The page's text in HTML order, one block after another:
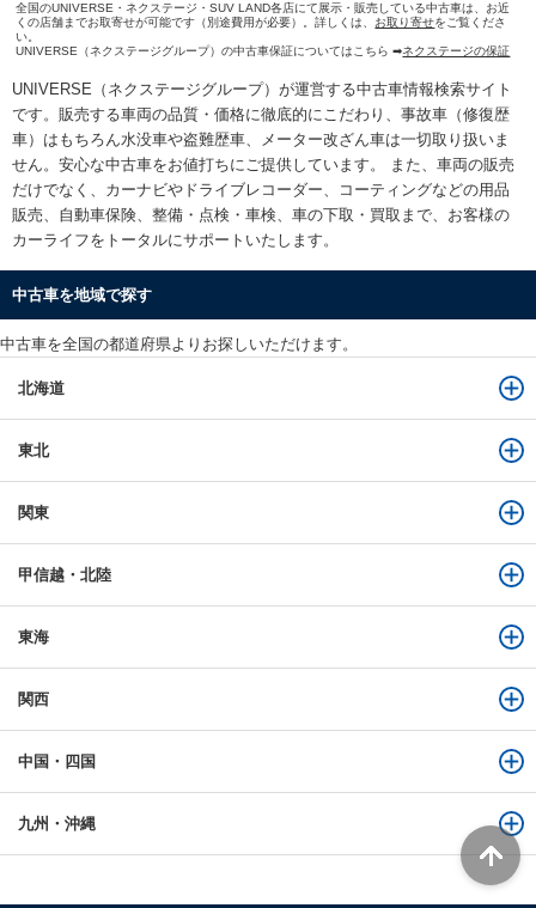
全国のUNIVERSE・ネクステージ・SUV LAND各店にて展示・販売している中古車は、お近
くの店舗までお取寄せが可能です（別途費用が必要）。詳しくは、 お取り寄せをご覧くださ
い。
UNIVERSE（ネクステージグループ）の中古車保証についてはこちら ➡ネクステージの保証
UNIVERSE（ネクステージグループ）が運営する中古車情報検索サイト
です。販売する車両の品質・価格に徹底的にこだわり、事故車（修復歴
車）はもちろん水没車や盗難歴車、メーター改ざん車は一切取り扱いま
せん。安心な中古車をお値打ちにご提供しています。 また、車両の販売
だけでなく、カーナビやドライブレコーダー、コーティングなどの用品
販売、自動車保険、整備・点検・車検、車の下取・買取まで、お客様の
カーライフをトータルにサポートいたします。
中古車を地域で探す
中古車を全国の都道府県よりお探しいただけます。
北海道
東北
関東
甲信越・北陸
東海
関西
中国・四国
九州・沖縄